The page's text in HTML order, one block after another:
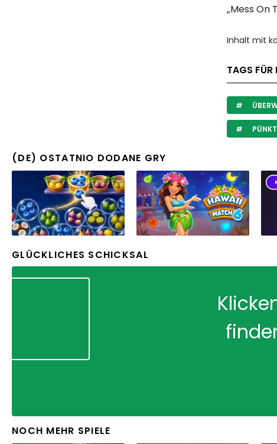
„Mess On
Inhalt mit
TAGS FÜR
(DE) OSTATNIO DODANE GRY
GLÜCKLICHES SCHICKSAL
NOCH MEHR SPIELE